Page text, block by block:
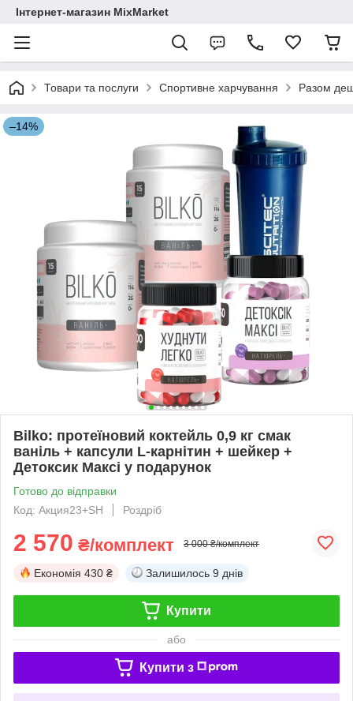
Інтернет-магазин MixMarket
Товари та послуги Спортивне харчування Разом
–14%
Bilko: протеїновий коктейль 0,9 кг смак
ваніль + капсули L-карнітин + шейкер +
Детоксик Максі у подарунок
Готово до відправки
Код: Акция23+SH
Роздріб
2 570 ₴/комплект 3 000 ₴/комплект
Економія 430 ₴ Залишилось 9 днів
Купити
або
Купити з